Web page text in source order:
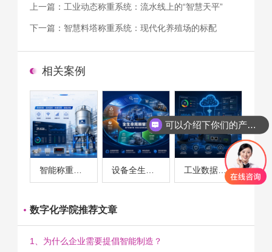
上一篇： 工业动态称重系统：流水线上的“智慧天平”
下一篇： 智慧料塔称重系统：现代化养殖场的标配
相关案例
智能称重系统案例 工业数据采集与设备监控案例
数字化学院推荐文章
1、为什么企业需要提倡智能制造？
可以介绍下你们的产品么
你们是怎么收费的呢